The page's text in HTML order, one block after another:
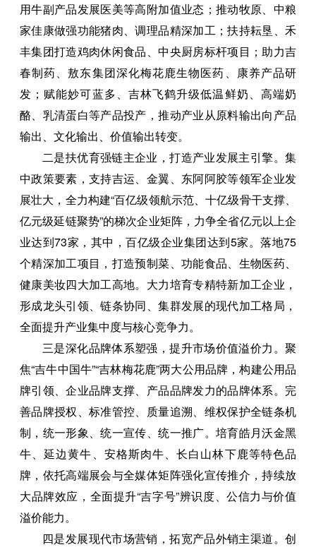
用牛副产品发展医美等高附加值业态；推动牧原、中粮
家佳康做强功能猪肉、调理品精深加工；扶持耘垦、禾
丰集团打造鸡肉休闲食品、中央厨房标杆项目；助力吉
春制药、敖东集团深化梅花鹿生物医药、康养产品研
发；赋能妙可蓝多、吉林飞鹤升级低温鲜奶、高端奶
酪、乳清蛋白等产品投产，推动产业从原料输出向产品
输出、文化输出、价值输出转变。
二是扶优育强链主企业，打造产业发展主引擎。集
中政策要素，支持吉运、金翼、东阿阿胶等领军企业发
展壮大，全力构建“百亿级领航示范、十亿级骨干支撑、
亿元级延链聚势”的梯次企业矩阵，力争全省亿元以上企
业达到73家，其中，百亿级企业集团达到5家。落地75
个精深加工项目，打造预制菜、功能食品、生物医药、
健康美妆四大加工高地。大力培育专精特新加工企业，
形成龙头引领、链条协同、集群发展的现代加工格局，
全面提升产业集中度与核心竞争力。
三是深化品牌体系塑强，提升市场价值溢价力。聚
焦“吉牛中国牛”“吉林梅花鹿”两大公用品牌，构建公用品
牌引领、企业品牌支撑、产品品牌发力的品牌体系。完
善品牌授权、标准管控、质量追溯、维权保护全链条机
制，统一形象、统一宣传、统一推广。培育皓月沃金黑
牛、延边黄牛、安格斯肉牛、长白山林下鹿等特色品
牌，依托高端展会与全媒体矩阵强化宣传推介，持续放
大品牌效应，全面提升“吉字号”辨识度、公信力与价值
溢价能力。
四是发展现代市场营销，拓宽产品外销主渠道。创